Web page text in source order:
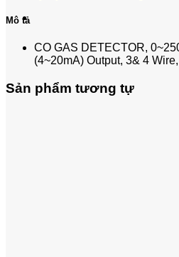
Mô tả
CO GAS DETECTOR,
(4~20mA) Output, 3& 4
Sản phẩm tương tự